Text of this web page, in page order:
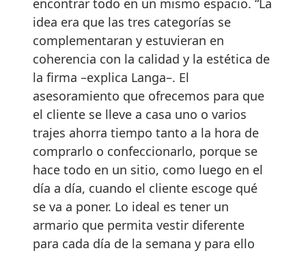
encontrar todo en un mismo espacio. “La
idea era que las tres categorías se
complementaran y estuvieran en
coherencia con la calidad y la estética de
la firma –explica Langa–. El
asesoramiento que ofrecemos para que
el cliente se lleve a casa uno o varios
trajes ahorra tiempo tanto a la hora de
comprarlo o confeccionarlo, porque se
hace todo en un sitio, como luego en el
día a día, cuando el cliente escoge qué
se va a poner. Lo ideal es tener un
armario que permita vestir diferente
para cada día de la semana y para ello